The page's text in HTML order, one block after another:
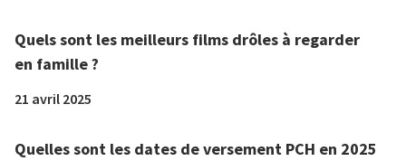
Quels sont les meilleurs films drôles à regarder
en famille ?
21 avril 2025
Quelles sont les dates de versement PCH en 2025